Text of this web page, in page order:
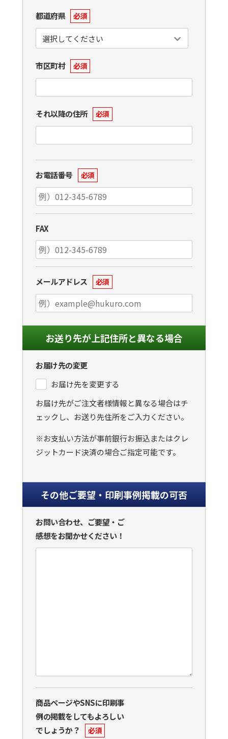
都道府県 必須
市区町村 必須
それ以降の住所 必須
お電話番号 必須
FAX
メールアドレス 必須
お送り先が上記住所と異なる場合
お届け先の変更
お届け先を変更する
お届け先がご注文者様情報と異なる場合はチ
ェックし、お送り先住所をご入力ください。
※お支払い方法が事前銀行お振込またはクレ
ジットカード決済の場合ご指定可能です。
その他ご要望・印刷事例掲載の可否
お問い合わせ、ご要望・ご
感想をお聞かせください！
商品ページやSNSに印刷事
例の掲載をしてもよろしい
でしょうか？
必須